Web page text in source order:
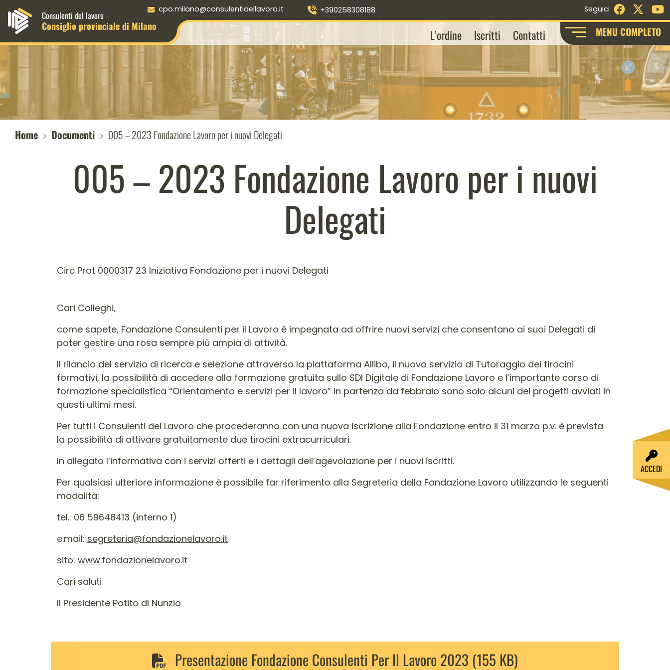
Menu principale desktop
Consulenti del lavoro
Consiglio provinciale di Milano
cpo.milano@consulentidellavoro.it +390258308188 Seguici Facebook
X -
L’ordine Iscritti Contatti MENU COMPLETO
Home Documenti 005 – 2023 Fondazione Lavoro per i nuovi Delegati
005 – 2023 Fondazione Lavoro per i nuovi
Delegati
Circ Prot 0000317 23 Iniziativa Fondazione per i nuovi Delegati
Cari Colleghi,
come sapete, Fondazione Consulenti per il Lavoro è impegnata ad offrire nuovi servizi che consentano ai suoi Delegati di
poter gestire una rosa sempre più ampia di attività.
Il rilancio del servizio di ricerca e selezione attraverso la piattaforma Allibo, il nuovo servizio di Tutoraggio dei tirocini
formativi, la possibilità di accedere alla formazione gratuita sullo SDI Digitale di Fondazione Lavoro e l’importante corso di
formazione specialistica “Orientamento e servizi per il lavoro” in partenza da febbraio sono solo alcuni dei progetti avviati in
questi ultimi mesi.
Per tutti i Consulenti del Lavoro che procederanno con una nuova iscrizione alla Fondazione entro il 31 marzo p.v. è prevista
la possibilità di attivare gratuitamente due tirocini extracurriculari.
In allegato l’informativa con i servizi offerti e i dettagli dell’agevolazione per i nuovi iscritti.
Per qualsiasi ulteriore informazione è possibile far riferimento alla Segreteria della Fondazione Lavoro utilizzando le seguenti
modalità:
tel.: 06 59648413 (interno 1)
e.mail: segreteria@fondazionelavoro.it
sito: www.fondazionelavoro.it
Cari saluti
Il Presidente Potito di Nunzio
Presentazione Fondazione Consulenti Per Il Lavoro 2023 (155 KB)
ACCEDI